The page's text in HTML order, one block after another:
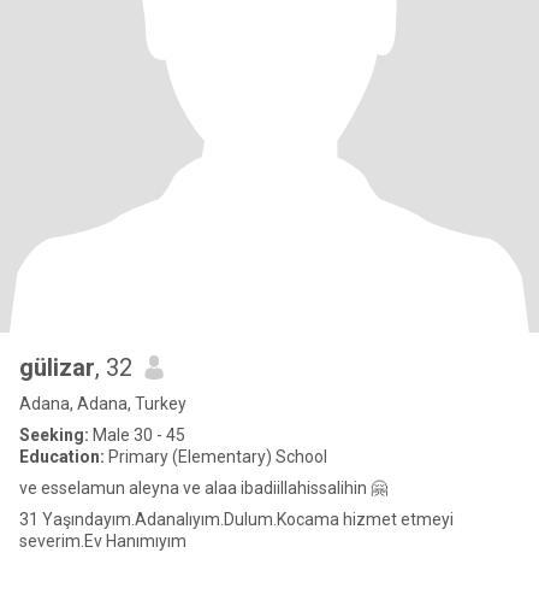
gülizar, 32
Adana, Adana, Turkey
Seeking: Male 30 - 45
Education: Primary (Elementary) School
ve esselamun aleyna ve alaa ibadiillahissalihin 🤗
31 Yaşındayım.Adanalıyım.Dulum.Kocama hizmet etmeyi
severim.Ev Hanımıyım